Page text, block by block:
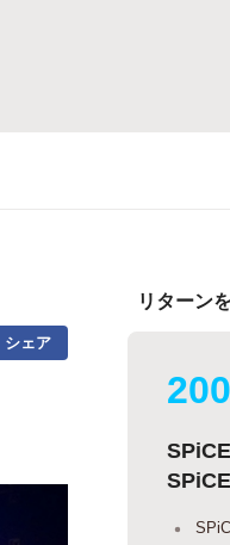
シェア
リターン